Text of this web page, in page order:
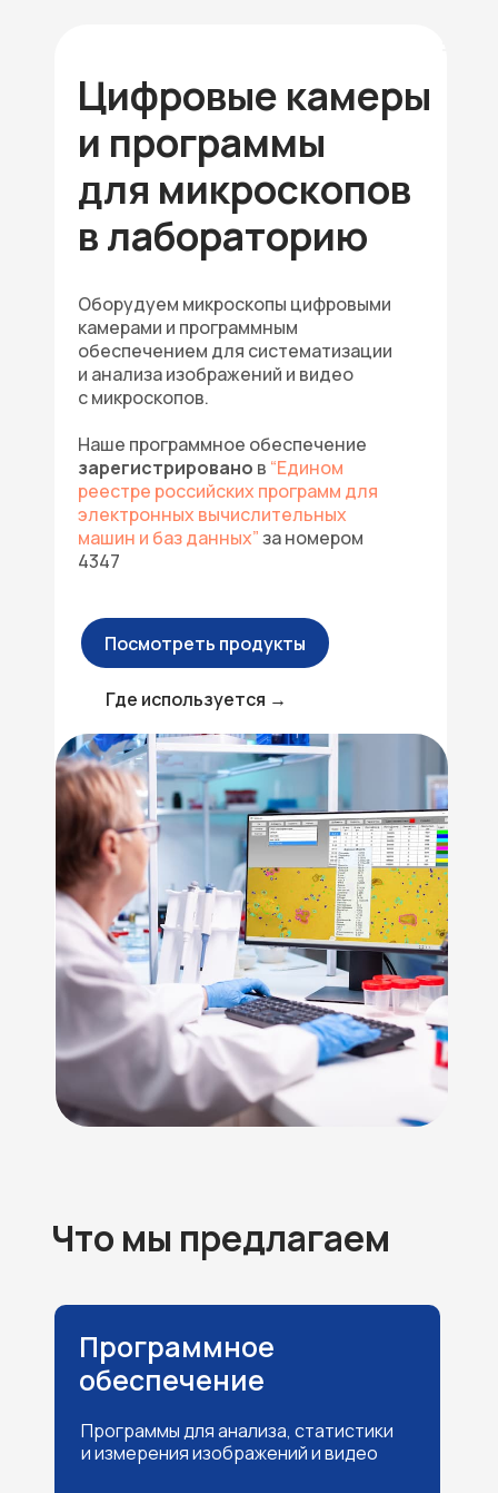
Цифровые камеры
и программы
для микроскопов
в лабораторию
Оборудуем микроскопы цифровыми
камерами и программным
обеспечением для систематизации
и анализа изображений и видео
с микроскопов.
Наше программное обеспечение
зарегистрировано в “Едином
реестре российских программ для
электронных вычислительных
машин и баз данных”за номером
4347
Посмотреть продукты
Где используется →
Что мы предлагаем
Программное
обеспечение
Программы для анализа, статистики
и измерения изображений и видео